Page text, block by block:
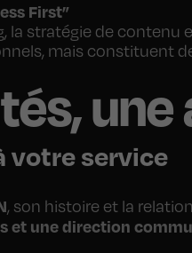
First”
la stratégie de
mais constituent
votre service
, son histoire et la
et une direction